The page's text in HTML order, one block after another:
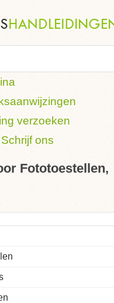
verzoeken
Schrijf ons
Fototoestellen,